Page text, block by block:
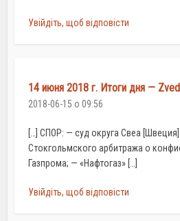
Увійдіть, щоб відповісти
14 июня 2018 г. Итоги дня —
2018-06-15 о 09:56
[…] СПОР: — суд округа Свеа
Стокгольмского арбитража о
Газпрома; — «Нафтогаз» […]
Увійдіть, щоб відповісти